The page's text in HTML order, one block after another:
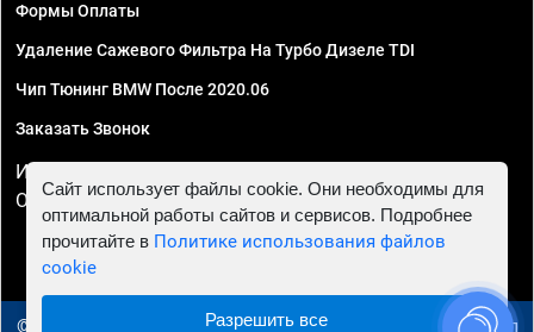
Формы Оплаты
Удаление Сажевого Фильтра На Турбо Дизеле TDI
Чип Тюнинг BMW После 2020.06
Заказать Звонок
ИП Смирнов Георгий Павлович. ИНН 781302555843,
ОГРНИП 324470400032610
© 2010 - 2026 Чип тюнинг в Туле - Автосервис "Евро Чип
Сайт использует файлы cookie. Они необходимы для
оптимальной работы сайтов и сервисов. Подробнее
прочитайте в Политике использования файлов
cookie
Разрешить все